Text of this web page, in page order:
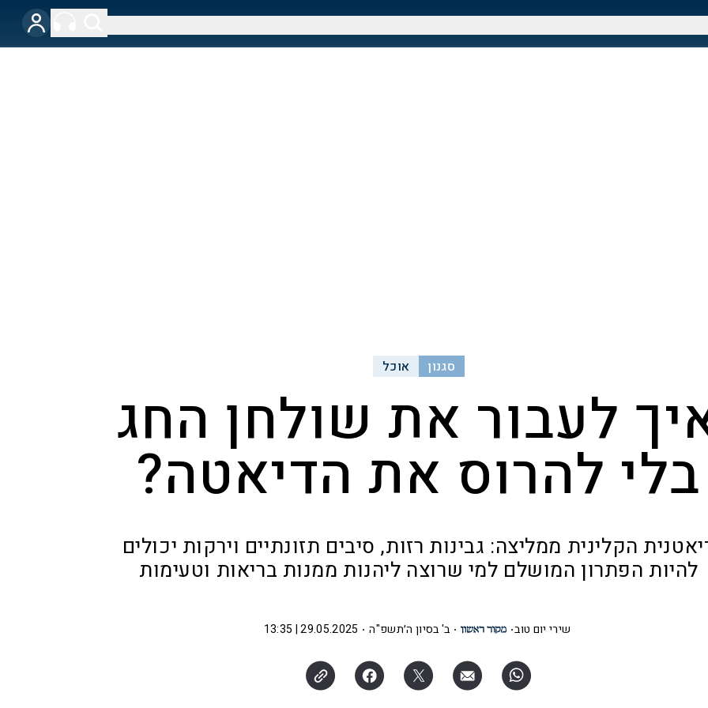
סגנון אוכל
לעבור את שולחן החג
בלי להרוס את הדיאטה?
הקלינית ממליצה: גבינות רזות, סיבים תזונתיים וירקות יכולים
להיות הפתרון המושלם למי שרוצה ליהנות ממנות בריאות וטעימות
שירי יום טוב ב' בסיון ה׳תשפ"ה 29.05.2025 | 13:35